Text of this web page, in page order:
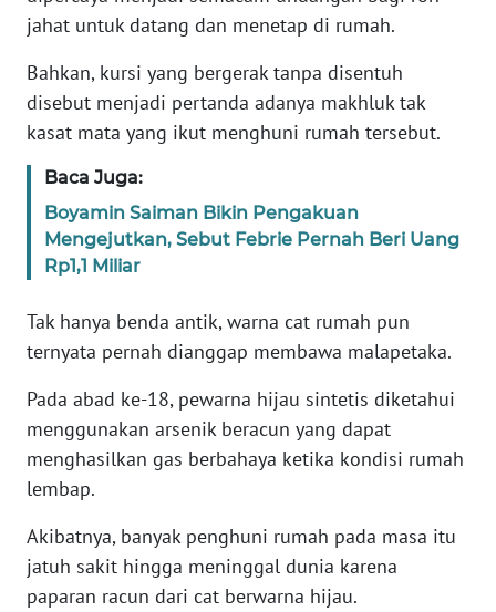
jahat untuk datang dan menetap di rumah.
Bahkan, kursi yang bergerak tanpa disentuh
disebut menjadi pertanda adanya makhluk tak
kasat mata yang ikut menghuni rumah tersebut.
Baca Juga:
Boyamin Saiman Bikin Pengakuan
Mengejutkan, Sebut Febrie Pernah Beri Uang
Rp1,1 Miliar
Tak hanya benda antik, warna cat rumah pun
ternyata pernah dianggap membawa malapetaka.
Pada abad ke-18, pewarna hijau sintetis diketahui
menggunakan arsenik beracun yang dapat
menghasilkan gas berbahaya ketika kondisi rumah
lembap.
Akibatnya, banyak penghuni rumah pada masa itu
jatuh sakit hingga meninggal dunia karena
paparan racun dari cat berwarna hijau.
Regional
WN
SUMUT
JAKARTA
WN
JABAR
WN
BANTEN
WN
NTT
WN
WN
PAPUA